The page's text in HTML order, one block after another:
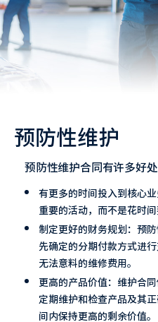
预防性维护
预防性维护合同有许多好处
有更多的时间投入到核心
重要的活动，而不是花时间
制定更好的财务规划：预
先确定的分期付款方式进
无法意料的维修费用。
更高的产品价值：维护合
定期维护和检查产品及其
间内保持更高的剩余价值。